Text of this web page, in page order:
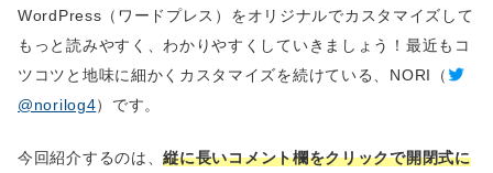
WordPress（ワードプレス）をオリジナルでカスタマイズして
もっと読みやすく、わかりやすくしていきましょう！最近もコ
ツコツと地味に細かくカスタマイズを続けている、NORI（
@norilog4）です。
今回紹介するのは、縦に長いコメント欄をクリックで開閉式に